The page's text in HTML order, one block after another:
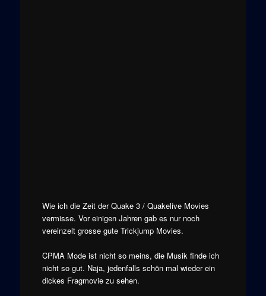
Wie ich die Zeit der Quake 3 / Quakelive Movies
vermisse. Vor einigen Jahren gab es nur noch
vereinzelt grosse gute Trickjump Movies.
CPMA Mode ist nicht so meins, die Musik finde ich
nicht so gut. Naja, jedenfalls schön mal wieder ein
dickes Fragmovie zu sehen.